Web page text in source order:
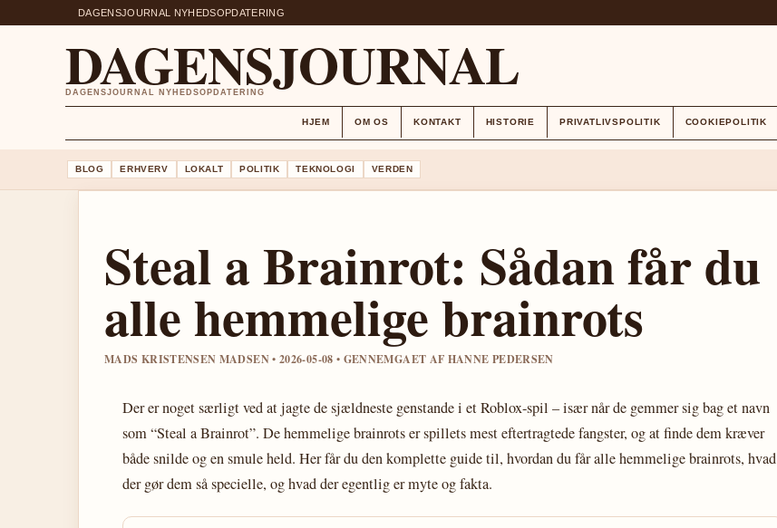
DAGENSJOURNAL NYHEDSOPDATERING
DAGENSJOURNAL
DAGENSJOURNAL NYHEDSOPDATERING
HJEM OM OS KONTAKT HISTORIE PRIVATLIVSPOLITIK COOKIEPOLITIK
BLOG ERHVERV LOKALT POLITIK TEKNOLOGI VERDEN
Steal a Brainrot: Sådan får du
alle hemmelige brainrots
MADS KRISTENSEN MADSEN • 2026-05-08 • GENNEMGAET AF HANNE PEDERSEN
Der er noget særligt ved at jagte de sjældneste genstande i et Roblox-spil – især når de gemmer sig bag et navn
som “Steal a Brainrot”. De hemmelige brainrots er spillets mest eftertragtede fangster, og at finde dem kræver
både snilde og en smule held. Her får du den komplette guide til, hvordan du får alle hemmelige brainrots, hvad
der gør dem så specielle, og hvad der egentlig er myte og fakta.